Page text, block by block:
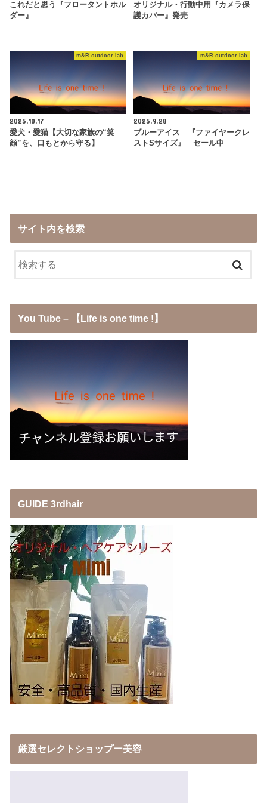
これだと思う『フロータントホル
ダー』
オリジナル・行動中用『カメラ保
護カバー』発売
m&R outdoor lab
2025.10.17
愛犬・愛猫【大切な家族の“笑
顔”を、口もとから守る】
m&R outdoor lab
2025.9.28
ブルーアイス 『ファイヤークレ
ストSサイズ』 セール中
サイト内を検索
You Tube – 【Life is one time !】
GUIDE 3rdhair
厳選セレクトショップー美容